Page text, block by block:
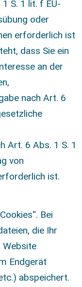
S. 1 lit. f EU-
oder
erforderlich ist
dass Sie ein
an der
nach Art. 6
Art. 6 Abs. 1 S. 1
von
ist.
Bei
die Ihr
Website
Endgerät
abspeichert.